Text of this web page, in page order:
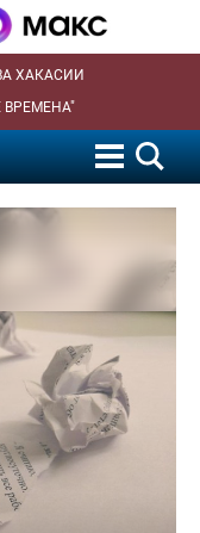
ХАКАСИИ
ВРЕМЕНА"